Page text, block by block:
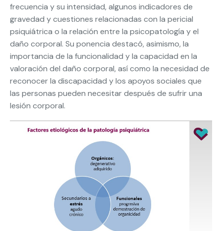
frecuencia y su intensidad, algunos indicadores de
gravedad y cuestiones relacionadas con la pericial
psiquiátrica o la relación entre la psicopatología y el
daño corporal. Su ponencia destacó, asimismo, la
importancia de la funcionalidad y la capacidad en la
valoración del daño corporal, así como la necesidad de
reconocer la discapacidad y los apoyos sociales que
las personas pueden necesitar después de sufrir una
lesión corporal.